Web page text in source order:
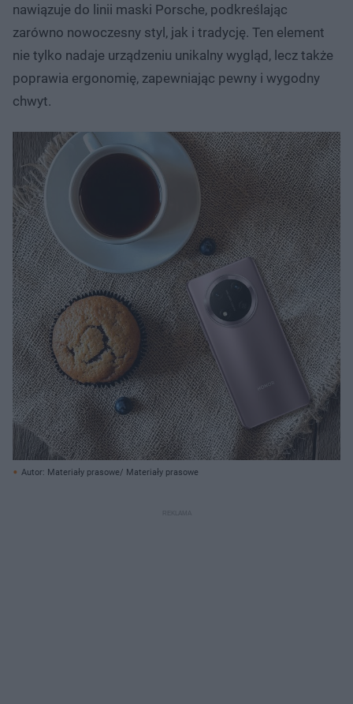
nawiązuje do linii maski Porsche, podkreślając
zarówno nowoczesny styl, jak i tradycję. Ten element
nie tylko nadaje urządzeniu unikalny wygląd, lecz także
poprawia ergonomię, zapewniając pewny i wygodny
chwyt.
Autor: Materiały prasowe/ Materiały prasowe